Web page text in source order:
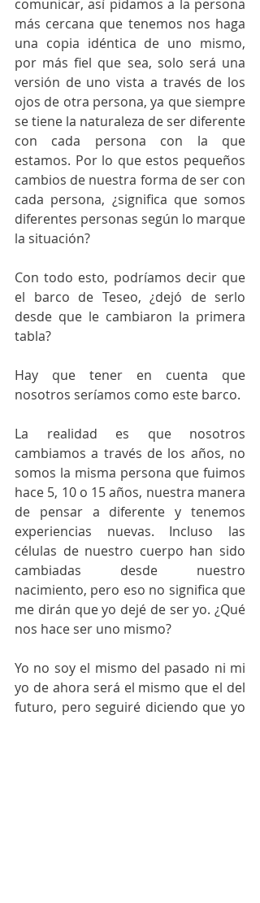
comunicar, así pidamos a la persona
más cercana que tenemos nos haga
una copia idéntica de uno mismo,
por más fiel que sea, solo será una
versión de uno vista a través de los
ojos de otra persona, ya que siempre
se tiene la naturaleza de ser diferente
con cada persona con la que
estamos. Por lo que estos pequeños
cambios de nuestra forma de ser con
cada persona, ¿significa que somos
diferentes personas según lo marque
la situación?
Con todo esto, podríamos decir que
el barco de Teseo, ¿dejó de serlo
desde que le cambiaron la primera
tabla?
Hay que tener en cuenta que
nosotros seríamos como este barco.
La realidad es que nosotros
cambiamos a través de los años, no
somos la misma persona que fuimos
hace 5, 10 o 15 años, nuestra manera
de pensar a diferente y tenemos
experiencias nuevas. Incluso las
células de nuestro cuerpo han sido
cambiadas desde nuestro
nacimiento, pero eso no significa que
me dirán que yo dejé de ser yo. ¿Qué
nos hace ser uno mismo?
Yo no soy el mismo del pasado ni mi
yo de ahora será el mismo que el del
futuro, pero seguiré diciendo que yo